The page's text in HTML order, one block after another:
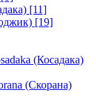
[11]
[19]
(Косадака)
(Скорана)